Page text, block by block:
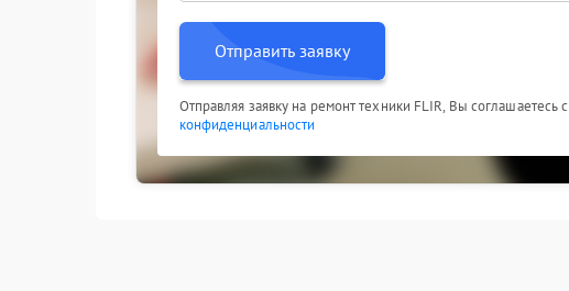
Отправить заявку
Отправляя заявку на ремонт техники FLIR, Вы соглашаетесь с
конфиденциальности